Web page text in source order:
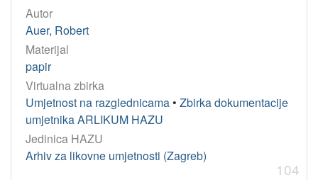
Autor
Auer, Robert
Materijal
papir
Virtualna zbirka
Umjetnost na razglednicama • Zbirka dokumentacije
umjetnika ARLIKUM HAZU
Jedinica HAZU
Arhiv za likovne umjetnosti (Zagreb)
104